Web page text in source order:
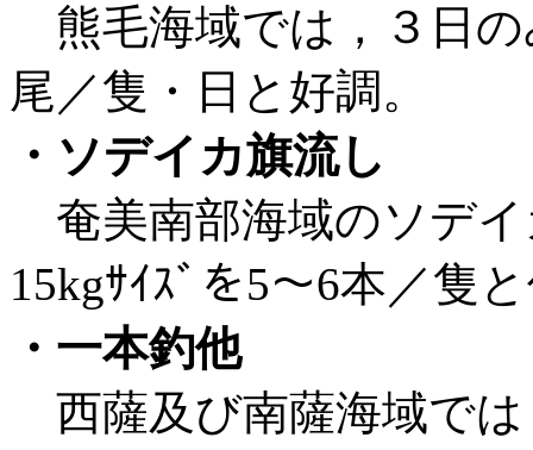
熊毛海域では，３日
尾／隻・日と好調。
・ソデイカ旗流し
奄美南部海域のソデ
15kgｻｲｽﾞを5～6本／隻
・一本釣他
西薩及び南薩海域で